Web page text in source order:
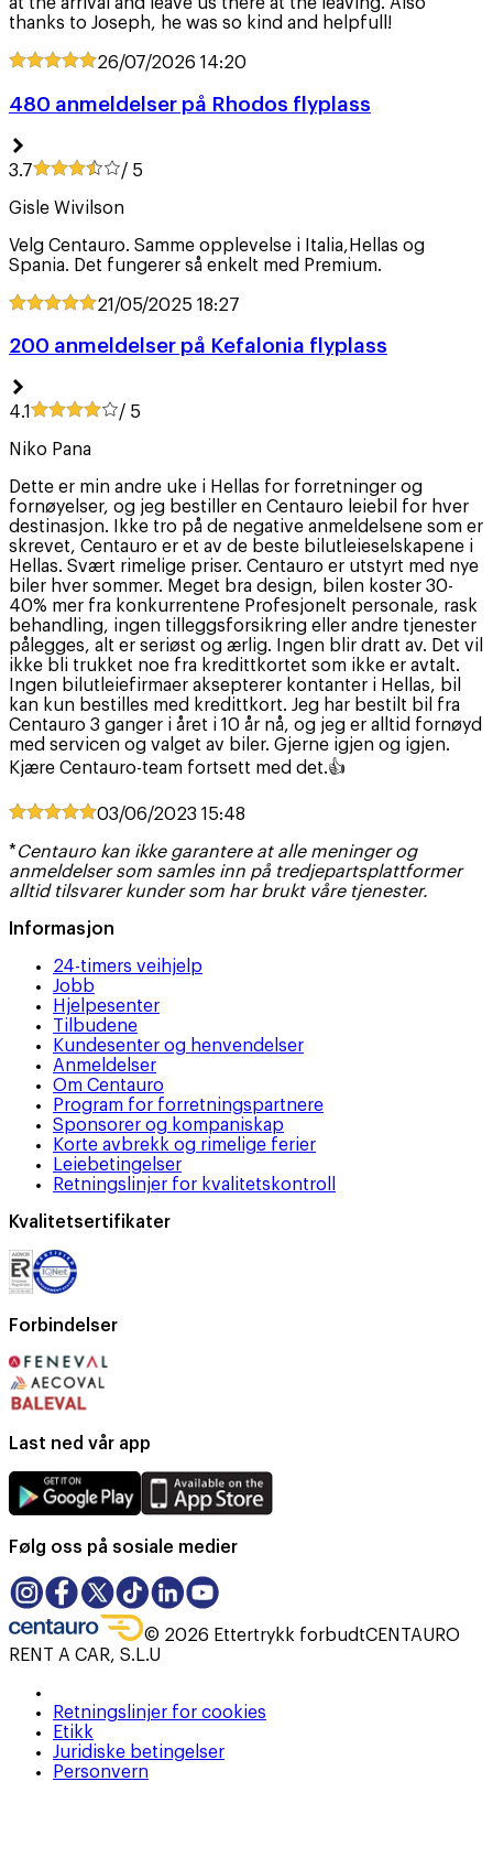
thanks to Joseph, he was so kind and helpfull!
26/07/2026 14:20
480 anmeldelser på Rhodos flyplass
3.7 / 5
Gisle Wivilson
Velg Centauro. Samme opplevelse i Italia,Hellas og
Spania. Det fungerer så enkelt med Premium.
21/05/2025 18:27
200 anmeldelser på Kefalonia flyplass
4.1 / 5
Niko Pana
Dette er min andre uke i Hellas for forretninger og
fornøyelser, og jeg bestiller en Centauro leiebil for hver
destinasjon. Ikke tro på de negative anmeldelsene som er
skrevet, Centauro er et av de beste bilutleieselskapene i
Hellas. Svært rimelige priser. Centauro er utstyrt med nye
biler hver sommer. Meget bra design, bilen koster 30-
40% mer fra konkurrentene Profesjonelt personale, rask
behandling, ingen tilleggsforsikring eller andre tjenester
pålegges, alt er seriøst og ærlig. Ingen blir dratt av. Det vil
ikke bli trukket noe fra kredittkortet som ikke er avtalt.
Ingen bilutleiefirmaer aksepterer kontanter i Hellas, bil
kan kun bestilles med kredittkort. Jeg har bestilt bil fra
Centauro 3 ganger i året i 10 år nå, og jeg er alltid fornøyd
med servicen og valget av biler. Gjerne igjen og igjen.
Kjære Centauro-team fortsett med det.👍
03/06/2023 15:48
*Centauro kan ikke garantere at alle meninger og
anmeldelser som samles inn på tredjepartsplattformer
alltid tilsvarer kunder som har brukt våre tjenester.
Informasjon
24-timers veihjelp
Jobb
Hjelpesenter
Tilbudene
Kundesenter og henvendelser
Anmeldelser
Om Centauro
Program for forretningspartnere
Sponsorer og kompaniskap
Korte avbrekk og rimelige ferier
Leiebetingelser
Retningslinjer for kvalitetskontroll
Kvalitetsertifikater
Forbindelser
Last ned vår app
Følg oss på sosiale medier
© 2026 Ettertrykk forbudtCENTAURO
RENT A CAR, S.L.U
Retningslinjer for cookies
Etikk
Juridiske betingelser
Personvern